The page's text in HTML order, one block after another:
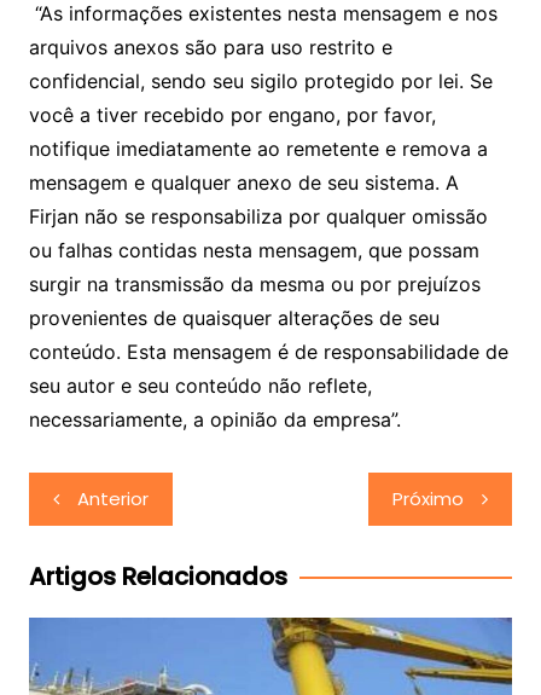
“As informações existentes nesta mensagem e nos
arquivos anexos são para uso restrito e
confidencial, sendo seu sigilo protegido por lei. Se
você a tiver recebido por engano, por favor,
notifique imediatamente ao remetente e remova a
mensagem e qualquer anexo de seu sistema. A
Firjan não se responsabiliza por qualquer omissão
ou falhas contidas nesta mensagem, que possam
surgir na transmissão da mesma ou por prejuízos
provenientes de quaisquer alterações de seu
conteúdo. Esta mensagem é de responsabilidade de
seu autor e seu conteúdo não reflete,
necessariamente, a opinião da empresa”.
Navegação
de
Post
Anterior Próximo
Artigos Relacionados